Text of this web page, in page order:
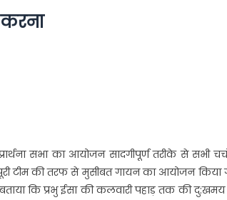
सभा का आयोजन सादगीपूर्ण तरीके से सभी
टीम की तरफ से मुसीबत गायन का आयोजन किया
कि प्रभु ईसा की कलवारी पहाड़ तक की दु:खमय